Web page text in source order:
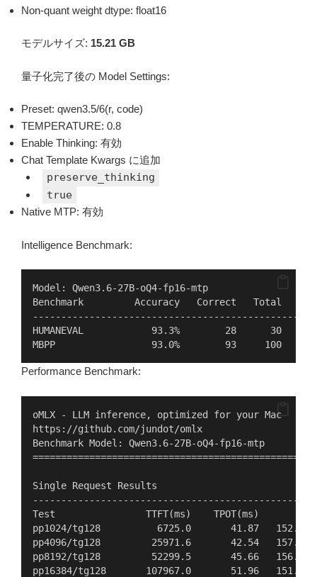
Non-quant weight dtype: float16
モデルサイズ: 15.21 GB
量子化完了後の Model Settings:
Preset: qwen3.5/6(r, code)
TEMPERATURE: 0.8
Enable Thinking: 有効
Chat Template Kwargs に追加
preserve_thinking
true
Native MTP: 有効
Intelligence Benchmark:
Model: Qwen3.6-27B-oQ4-fp16-mtp
Benchmark         Accuracy   Correct   Total
HUMANEVAL            93.3%        28      30
MBPP                 93.0%        93     100
Performance Benchmark:
oMLX - LLM inference, optimized for your Mac
https://github.com/jundot/omlx
Benchmark Model: Qwen3.6-27B-oQ4-fp16-mtp
Single Request Results
Test                TTFT(ms)    TPOT(ms)        pp
pp1024/tg128          6725.0       41.87   152.3
pp4096/tg128         25971.6       42.54   157.7
pp8192/tg128         52299.5       45.66   156.6
pp16384/tg128       107967.0       51.96